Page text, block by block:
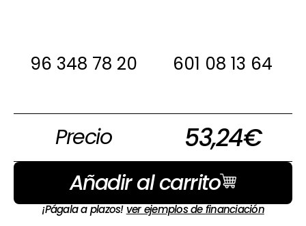
96 348 78 20 601 08 13 64
Precio 53,24€
Añadir al carrito
¡Págala a plazos! ver ejemplos de financiación